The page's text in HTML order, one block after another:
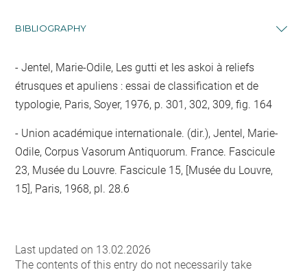
BIBLIOGRAPHY
Jentel, Marie-Odile, Les gutti et les askoi à reliefs
étrusques et apuliens : essai de classification et de
typologie, Paris, Soyer, 1976, p. 301, 302, 309, fig. 164
Union académique internationale. (dir.), Jentel, Marie-
Odile, Corpus Vasorum Antiquorum. France. Fascicule
23, Musée du Louvre. Fascicule 15, [Musée du Louvre,
15], Paris, 1968, pl. 28.6
Last updated on 13.02.2026
The contents of this entry do not necessarily take